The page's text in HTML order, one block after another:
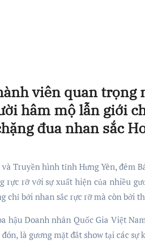
viên quan trọng
hâm mộ lẫn giới
đua nhan sắc
rực rỡ với sự xuất hiện của nhiều
chỉ bởi nhan sắc rực rỡ mà còn bởi
hậu Doanh nhân Quốc Gia Việt
là gương mặt đắt show tại các sự